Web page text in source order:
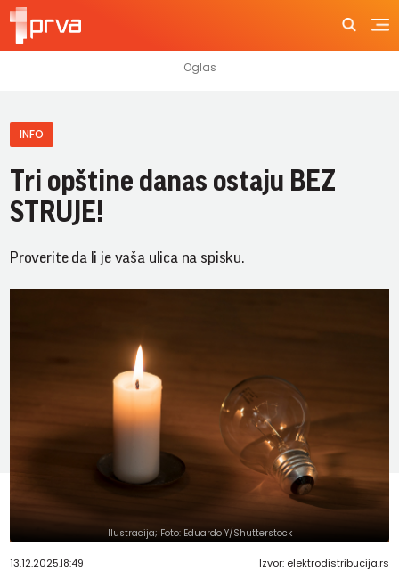
INFO
Tri opštine danas ostaju BEZ
STRUJE!
Proverite da li je vaša ulica na spisku.
Ilustracija; Foto: Eduardo Y/Shutterstock
13.12.2025.|8:49 Izvor: elektrodistribucija.rs